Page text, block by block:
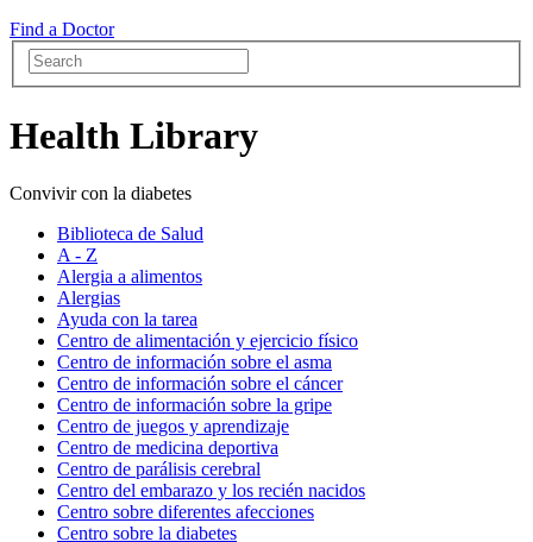
Find a Doctor
Health Library
Convivir con la diabetes
Biblioteca de Salud
A - Z
Alergia a alimentos
Alergias
Ayuda con la tarea
Centro de alimentación y ejercicio físico
Centro de información sobre el asma
Centro de información sobre el cáncer
Centro de información sobre la gripe
Centro de juegos y aprendizaje
Centro de medicina deportiva
Centro de parálisis cerebral
Centro del embarazo y los recién nacidos
Centro sobre diferentes afecciones
Centro sobre la diabetes